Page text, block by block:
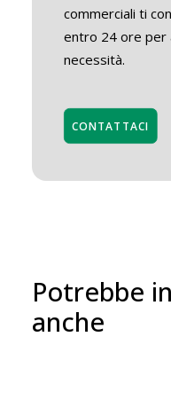
commerciali ti
entro 24 ore per
necessità.
CONTATTACI
Potrebbe
anche